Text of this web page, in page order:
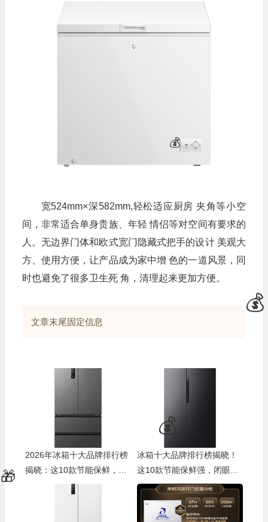
宽524mm×深582mm,轻松适应厨房 夹角等小空
间，非常适合单身贵族、年轻 情侣等对空间有要求的
人。无边界门体和欧式宽门隐藏式把手的设计 美观大
方、使用方便，让产品成为家中增 色的一道风景，同
时也避免了很多卫生死 角，清理起来更加方便。
文章末尾固定信息
2026年冰箱十大品牌排行榜
揭晓：这10款节能保鲜，实
冰箱十大品牌排行榜揭晓！
这10款节能保鲜强，闭眼入
不踩雷